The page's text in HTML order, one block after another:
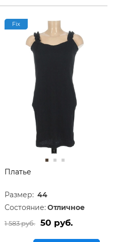
Fix
Платье
Размер: 44
Состояние: Отличное
1 583 руб. 50 руб.